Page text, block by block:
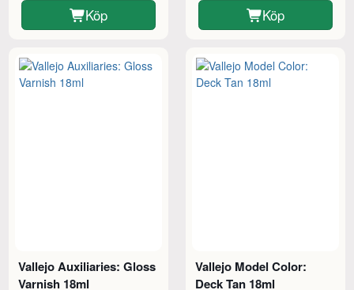
Köp Köp
Vallejo Auxiliaries: Gloss
Varnish 18ml
Vallejo Model Color:
Deck Tan 18ml